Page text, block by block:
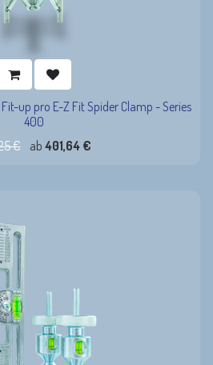
up pro E-Z Fit Spider Clamp - Series
400
€ ab 401,64€